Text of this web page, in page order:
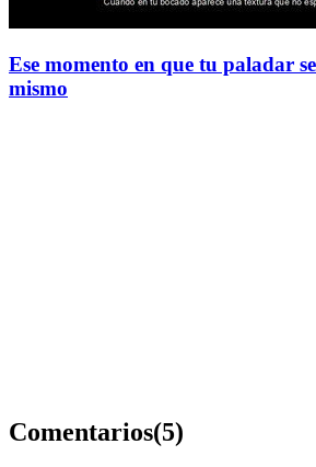
Ese momento en que tu paladar
mismo
Comentarios(5)